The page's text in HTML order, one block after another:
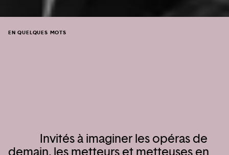
EN QUELQUES MOTS
Invités à imaginer les opéras de
demain, les metteurs et metteuses en